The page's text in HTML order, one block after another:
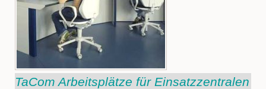
TaCom Arbeitsplätze für Einsatzzentralen